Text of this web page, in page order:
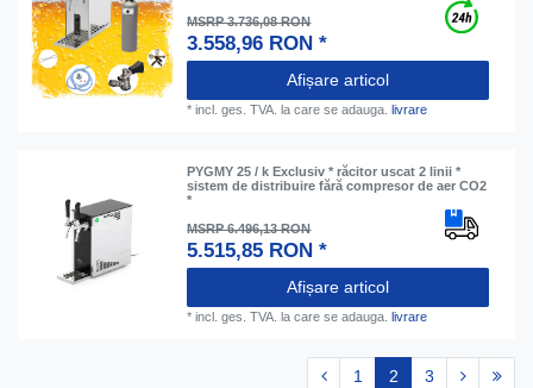
MSRP 3.736,08 RON
3.558,96 RON *
Afișare articol
*incl. ges. TVA. la care se adauga. livrare
PYGMY 25 / k Exclusiv * răcitor uscat 2 linii *
sistem de distribuire fără compresor de aer CO2
*
MSRP 6.496,13 RON
5.515,85 RON *
Afișare articol
*incl. ges. TVA. la care se adauga.livrare
1 2 3